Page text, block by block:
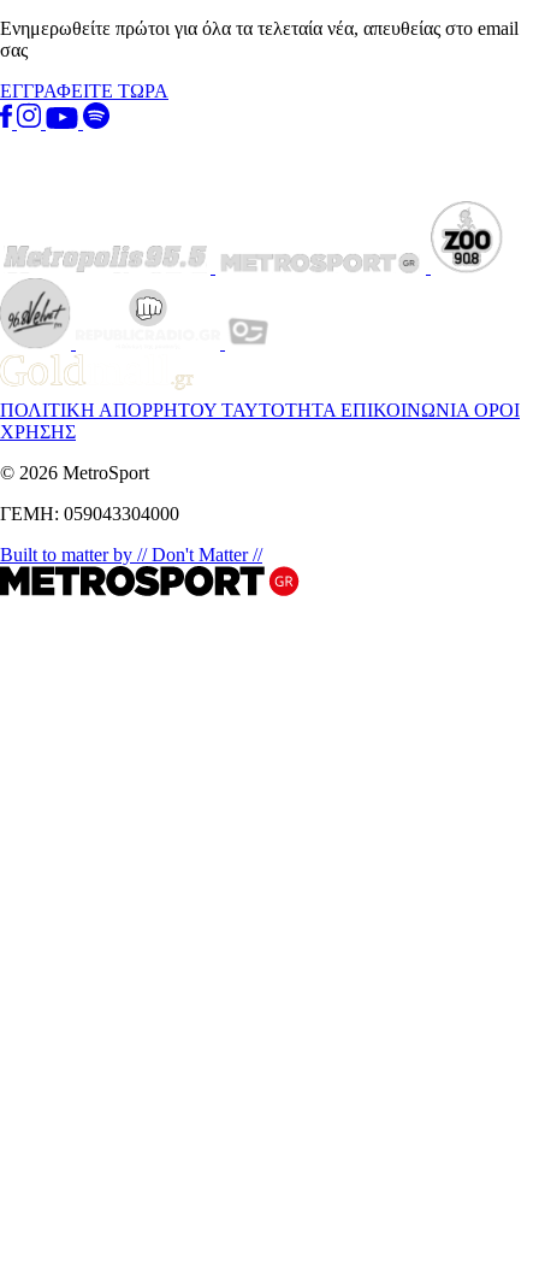
Ενημερωθείτε πρώτοι για όλα τα τελεταία νέα, απευθείας στο email
σας
ΕΓΓΡΑΦΕΙΤΕ ΤΩΡΑ
ΠΟΛΙΤΙΚΗ ΑΠΟΡΡΗΤΟΥ ΤΑΥΤΟΤΗΤΑ ΕΠΙΚΟΙΝΩΝΙΑ ΟΡΟΙ
ΧΡΗΣΗΣ
© 2026 MetroSport
ΓΕΜΗ: 059043304000
Built to matter by // Don't Matter //